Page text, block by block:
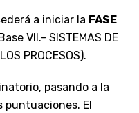
a iniciar la FASE
VII.- SISTEMAS DE
PROCESOS).
pasando a la
puntuaciones. El